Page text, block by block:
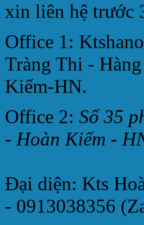
xin liên hệ trước
Office 1:
Tràng Thi -
Kiếm-HN.
Office 2: Số 35
- Hoàn Kiếm -
Đại diện: Kts
- 0913038356